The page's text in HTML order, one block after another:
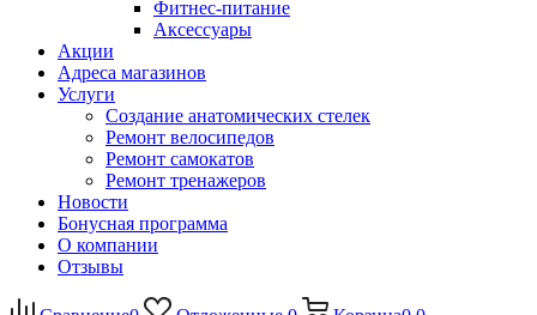
Фитнес-питание
Аксессуары
Акции
Адреса магазинов
Услуги
Создание анатомических стелек
Ремонт велосипедов
Ремонт самокатов
Ремонт тренажеров
Новости
Бонусная программа
О компании
Отзывы